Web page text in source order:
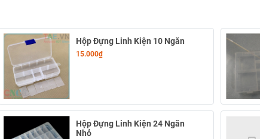
Hộp Đựng Linh Kiện 10 Ngăn
15.000₫
Hộp Đựng Linh Kiện 24 Ngăn
Nhỏ